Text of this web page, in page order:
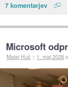
7 komentarjev
Microsoft
Matej Huš :: 1. maj 2026